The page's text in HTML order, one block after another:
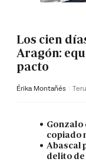
Los cien
Aragón:
pacto
Érika Montañés
Gonzalo
copiado
Abascal
delito